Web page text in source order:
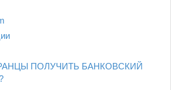
ПОЛУЧИТЬ БАНКОВСКИЙ